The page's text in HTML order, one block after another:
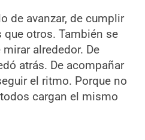
de avanzar, de cumplir
que otros. También se
alrededor. De
atrás. De acompañar
el ritmo. Porque no
cargan el mismo